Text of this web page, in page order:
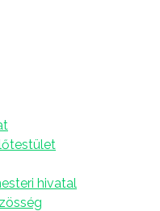
hivatal
július 6 ─12.